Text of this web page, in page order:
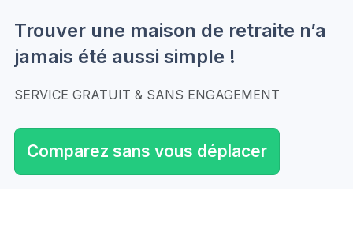
Trouver une maison de retraite n’a
jamais été aussi simple !
SERVICE GRATUIT & SANS ENGAGEMENT
Comparez sans vous déplacer